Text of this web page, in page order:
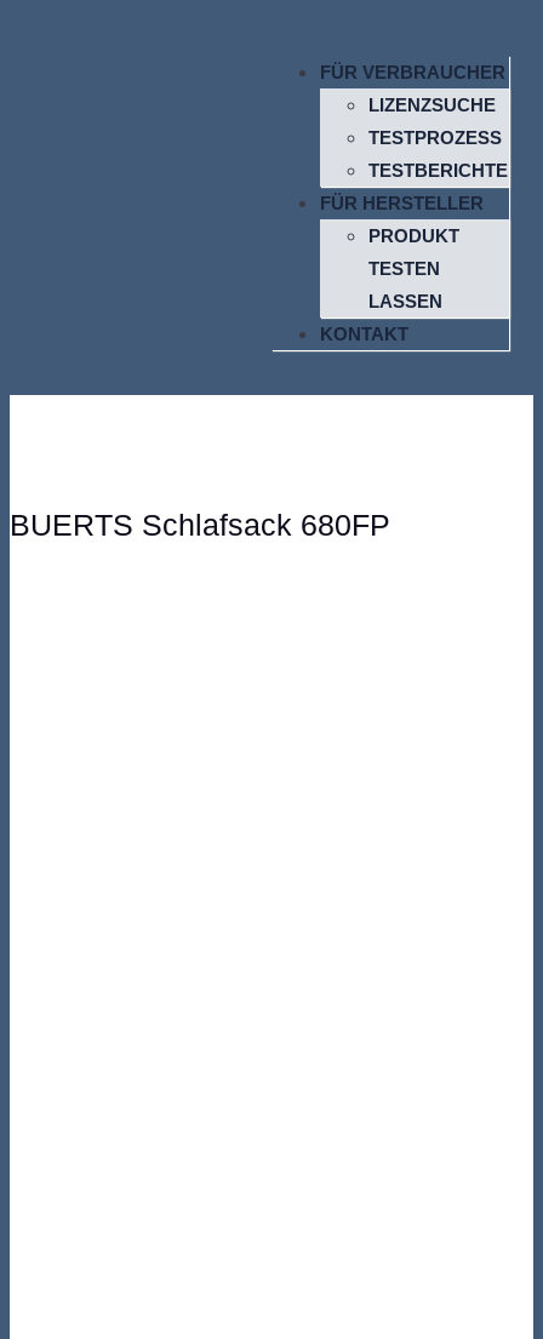
FÜR VERBRAUCHER
LIZENZSUCHE
TESTPROZESS
TESTBERICHTE
FÜR HERSTELLER
PRODUKT
TESTEN
LASSEN
KONTAKT
BUERTS Schlafsack 680FP